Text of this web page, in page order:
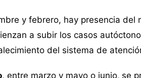
y febrero, hay presencia del
a subir los casos
del sistema de
, entre marzo y mayo o junio, se